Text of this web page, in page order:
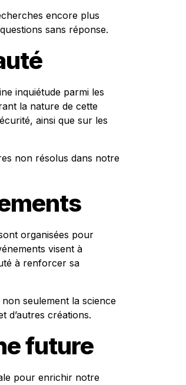
encore plus
sans réponse.
inquiétude parmi les
la nature de cette
ainsi que sur les
non résolus dans notre
organisées pour
visent à
à renforcer sa
seulement la science
d’autres créations.
future
pour enrichir notre